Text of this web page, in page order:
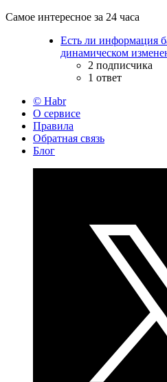
Самое интересное за 24 часа
Есть ли информация
динамическом
2 подписчика
1 ответ
© Habr
О сервисе
Правила
Обратная связь
Блог